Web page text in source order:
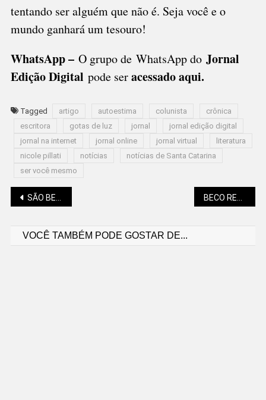
tentando ser alguém que não é. Seja você e o
mundo ganhará um tesouro!
WhatsApp – O grupo de WhatsApp do Jornal
Edição Digital pode seracessado aqui.
Tagged artigo autoestima colunista
crônica
escritora
gotas de luz jornal
jornal edição digital
jornal na internet
jornal online jornal virtual
literatura
nicole pillati
notícias
notícias de Santa Catarina
ser você mesmo
Navegação
SÃO BENTO PROMOVE MUTIRÃO DE VACINAÇÃO PARA GRUPOS PRIORITÁRIOS
VOCÊ TAMBÉM PODE GOSTAR DE...